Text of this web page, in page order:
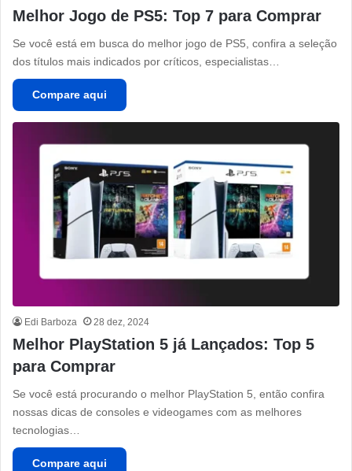
Melhor Jogo de PS5: Top 7 para Comprar
Se você está em busca do melhor jogo de PS5, confira a seleção
dos títulos mais indicados por críticos, especialistas…
Compare aqui
Edi Barboza 28 dez, 2024
Melhor PlayStation 5 já Lançados: Top 5
para Comprar
Se você está procurando o melhor PlayStation 5, então confira
nossas dicas de consoles e videogames com as melhores
tecnologias…
Compare aqui